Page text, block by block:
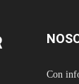
Con